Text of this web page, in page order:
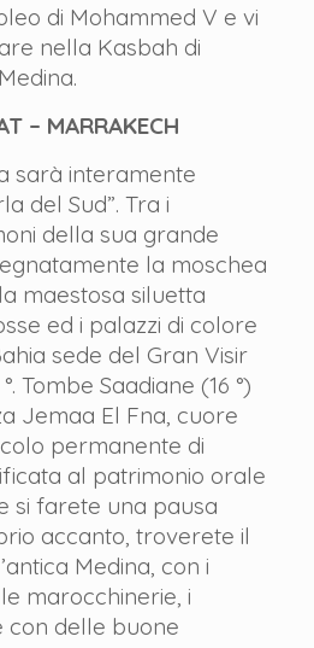
di Mohammed V e vi
nella Kasbah di
– MARRAKECH
sarà interamente
del Sud”. Tra i
della sua grande
la moschea
maestosa siluetta
ed i palazzi di colore
sede del Gran Visir
Tombe Saadiane (16 °)
Jemaa El Fna, cuore
permanente di
al patrimonio orale
si farete una pausa
accanto, troverete il
Medina, con i
marocchinerie, i
con delle buone